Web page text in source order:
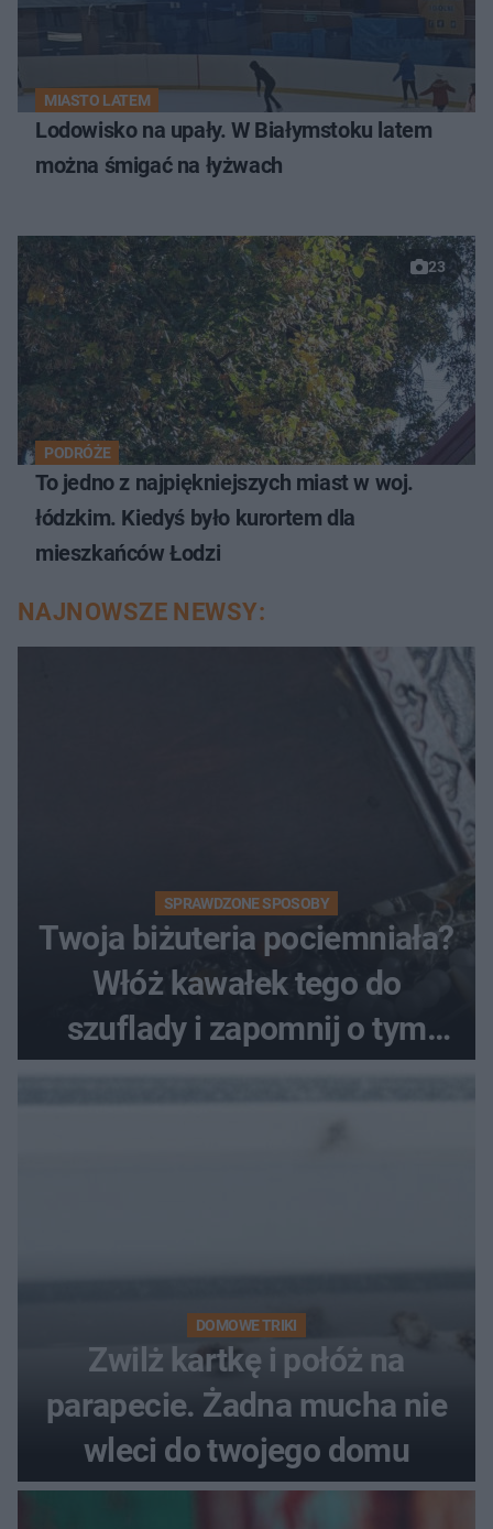
MIASTO LATEM
Lodowisko na upały. W Białymstoku latem
można śmigać na łyżwach
23
PODRÓŻE
To jedno z najpiękniejszych miast w woj.
łódzkim. Kiedyś było kurortem dla
mieszkańców Łodzi
NAJNOWSZE NEWSY:
SPRAWDZONE SPOSOBY
Twoja biżuteria pociemniała?
Włóż kawałek tego do
szuflady i zapomnij o tym
DOMOWE TRIKI
Zwilż kartkę i połóż na
parapecie. Żadna mucha nie
wleci do twojego domu